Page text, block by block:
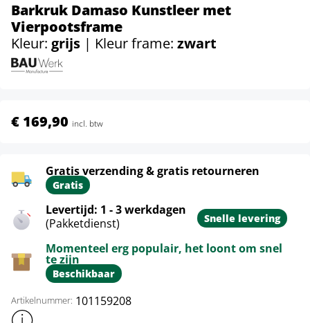
Barkruk Damaso Kunstleer met
Vierpootsframe
Kleur: grijs | Kleur frame: zwart
€ 169,90 incl. btw
Gratis verzending & gratis retourneren
Gratis
Levertijd: 1 - 3 werkdagen
(Pakketdienst)
Snelle levering
Momenteel erg populair, het loont om snel
te zijn
Beschikbaar
Artikelnummer: 101159208
Toon meer productinformatie